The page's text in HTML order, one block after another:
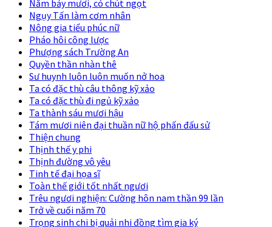
Năm bảy mươi, có chút ngọt
Ngụy Tấn làm cơm nhân
Nông gia tiểu phúc nữ
Pháo hôi công lược
Phượng sách Trường An
Quyền thần nhàn thê
Sư huynh luôn luôn muốn nở hoa
Ta có đặc thù câu thông kỹ xảo
Ta có đặc thù đi ngủ kỹ xảo
Ta thành sáu mươi hậu
Tám mươi niên đại thuần nữ hộ phấn đấu sử
Thiện chung
Thịnh thế y phi
Thịnh đường vô yêu
Tinh tế đại họa sĩ
Toàn thế giới tốt nhất ngươi
Trêu ngươi nghiện: Cường hôn nam thần 99 lần
Trở về cuối năm 70
Trọng sinh chi bị quải nhi đồng tìm gia ký